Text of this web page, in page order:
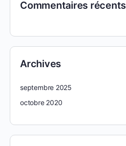
Commentaires récents
Archives
septembre 2025
octobre 2020